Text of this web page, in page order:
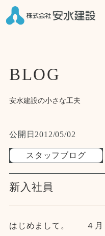
BLOG
安水建設の小さな工夫
公開日 2012/05/02
スタッフブログ
新入社員
はじめまして。 ４月